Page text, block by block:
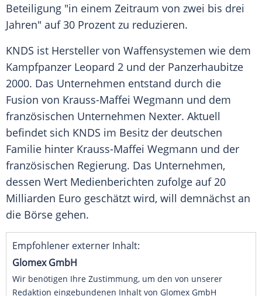
Beteiligung "in einem Zeitraum von zwei bis drei
Jahren" auf 30 Prozent zu reduzieren.
KNDS ist Hersteller von Waffensystemen wie dem
Kampfpanzer Leopard 2 und der Panzerhaubitze
2000. Das Unternehmen entstand durch die
Fusion von Krauss-Maffei Wegmann und dem
französischen Unternehmen Nexter. Aktuell
befindet sich KNDS im Besitz der deutschen
Familie hinter Krauss-Maffei Wegmann und der
französischen Regierung. Das Unternehmen,
dessen Wert Medienberichten zufolge auf 20
Milliarden Euro geschätzt wird, will demnächst an
die Börse gehen.
Empfohlener externer Inhalt:
Glomex GmbH
Wir benötigen Ihre Zustimmung, um den von unserer
Redaktion eingebundenen Inhalt von Glomex GmbH